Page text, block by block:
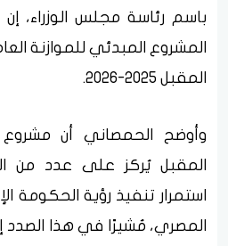
باسم رئاسة مجلس الوزراء،
المشروع المبدئي للموازنة
المقبل 2025-2026.
وأوضح الحمصاني أن مشروع
المقبل يُركز على عدد من
استمرار تنفيذ رؤية الحكومة
المصري، مُشيرًا في هذا الصدد